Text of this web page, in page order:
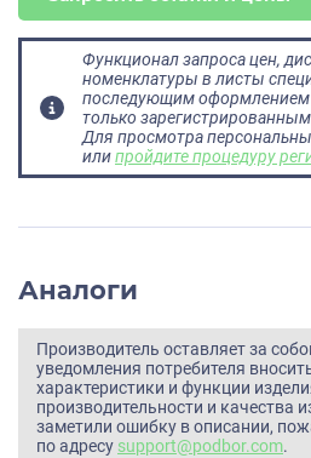
Функционал запроса цен,
номенклатуры в листы
последующим оформлением
только
Для просмотра
илипройдите процедуру
Аналоги
Производитель оставляет за
уведомления потребителя
характеристики и функции
производительности и качества
заметили ошибку в описании,
по адресу support@podbor.com.